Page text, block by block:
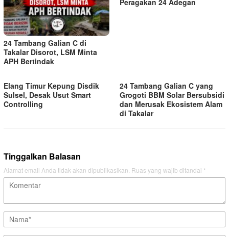
24 Tambang Galian C di
Takalar Disorot, LSM Minta
APH Bertindak
Elang Timur Kepung Disdik
Sulsel, Desak Usut Smart
Controlling
24 Tambang Galian C yang
Grogoti BBM Solar Bersubsidi
dan Merusak Ekosistem Alam
di Takalar
Tinggalkan Balasan
Alamat email Anda tidak akan dipublikasikan. Ruas yang wajib ditandai *